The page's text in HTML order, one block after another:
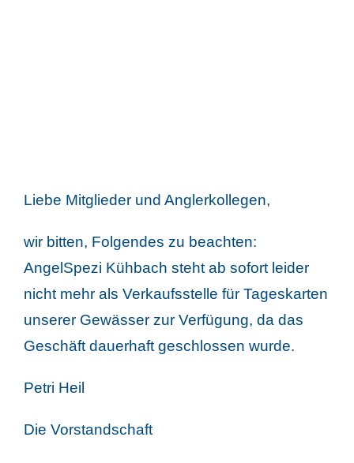
Liebe Mitglieder und Anglerkollegen,
wir bitten, Folgendes zu beachten:
AngelSpezi Kühbach steht ab sofort leider
nicht mehr als Verkaufsstelle für Tageskarten
unserer Gewässer zur Verfügung, da das
Geschäft dauerhaft geschlossen wurde.
Petri Heil
Die Vorstandschaft